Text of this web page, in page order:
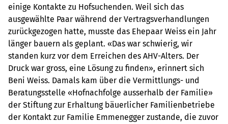
einige Kontakte zu Hofsuchenden. Weil sich das
ausgewählte Paar während der Vertragsverhandlungen
zurückgezogen hatte, musste das Ehepaar Weiss ein Jahr
länger bauern als geplant. «Das war schwierig, wir
standen kurz vor dem Erreichen des AHV-Alters. Der
Druck war gross, eine Lösung zu finden», erinnert sich
Beni Weiss. Damals kam über die Vermittlungs- und
Beratungsstelle «Hofnachfolge ausserhalb der Familie»
der Stiftung zur Erhaltung bäuerlicher Familienbetriebe
der Kontakt zur Familie Emmenegger zustande, die zuvor